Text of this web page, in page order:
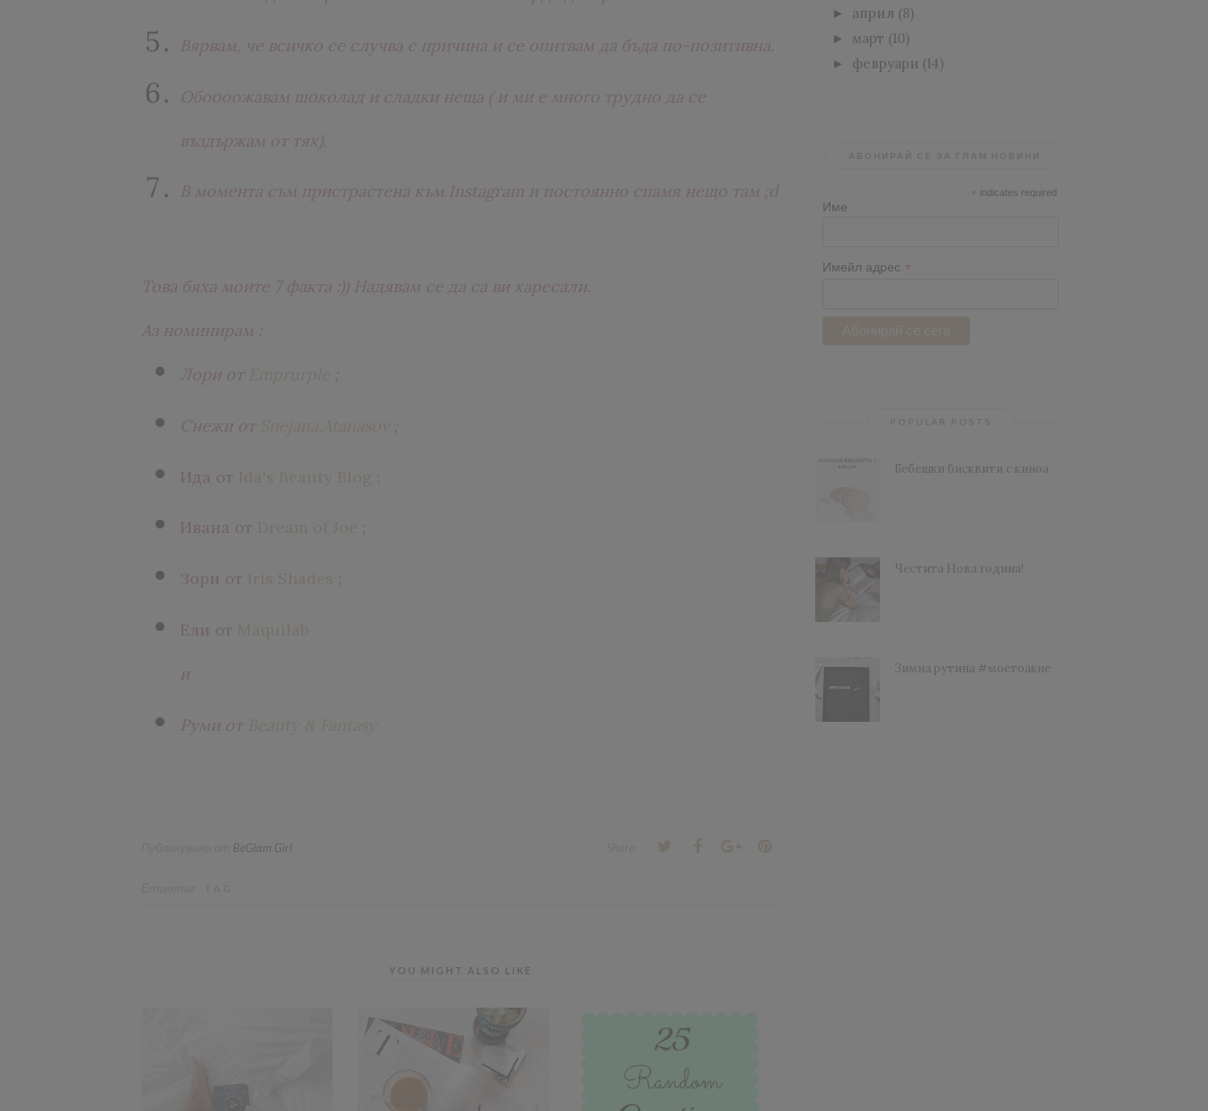
Вярвам, че всичко се случва с причина и се опитвам да бъда по-позитивна.
Обоооожавам шоколад и сладки неща ( и ми е много трудно да се
въздържам от тях).
В момента съм пристрастена към Instagram и постоянно спамя нещо там ;d
Това бяха моите 7 факта :)) Надявам се да са ви харесали.
Аз номинирам :
Лори от ;
Снежи от ;
Ида от ;
Ивана от ;
Зори от ;
Ели от
и
Руми от
BeGlam Girl
YOU MIGHT ALSO LIKE
► април (8)
► март (10)
► февруари (14)
* indicates required
Име
Имейл адрес *
Бебешки бисквити с киноа
Честита Нова година!
Зимна рутина #моетоакне